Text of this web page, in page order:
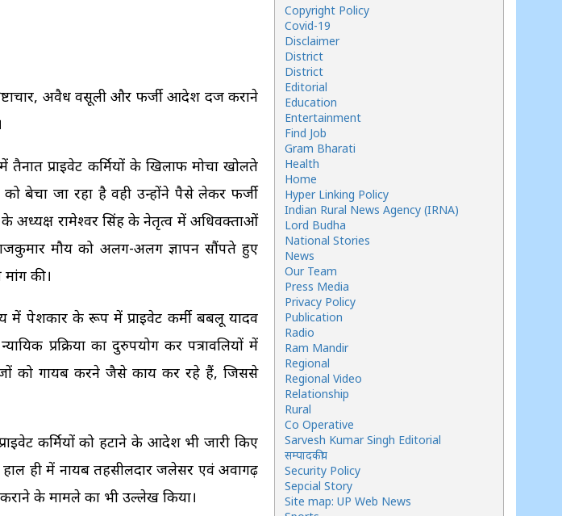
अवैध वसूली और फर्जी आदेश दर्ज कराने
प्राइवेट कर्मियों के खिलाफ मोर्चा खोलते
बेचा जा रहा है वही उन्होंने पैसे लेकर फर्जी
अध्यक्ष रामेश्वर सिंह के नेतृत्व में अधिवक्ताओं
मौर्य को अलग-अलग ज्ञापन सौंपते हुए
की।
में पेशकार के रूप में प्राइवेट कर्मी बबलू यादव
प्रक्रिया का दुरुपयोग कर पत्रावलियों में
को गायब करने जैसे कार्य कर रहे हैं, जिससे
कर्मियों को हटाने के आदेश भी जारी किए
हाल ही में नायब तहसीलदार जलेसर एवं अवागढ़
के मामले का भी उल्लेख किया।
Copyright Policy
Covid-19
Disclaimer
District
District
Editorial
Education
Entertainment
Find Job
Gram Bharati
Health
Home
Hyper Linking Policy
Indian Rural News Agency (IRNA)
Lord Budha
National Stories
News
Our Team
Press Media
Privacy Policy
Publication
Radio
Ram Mandir
Regional
Regional Video
Relationship
Rural
Co Operative
Sarvesh Kumar Singh Editorial
सम्पादकीय
Security Policy
Sepcial Story
Site map: UP Web News